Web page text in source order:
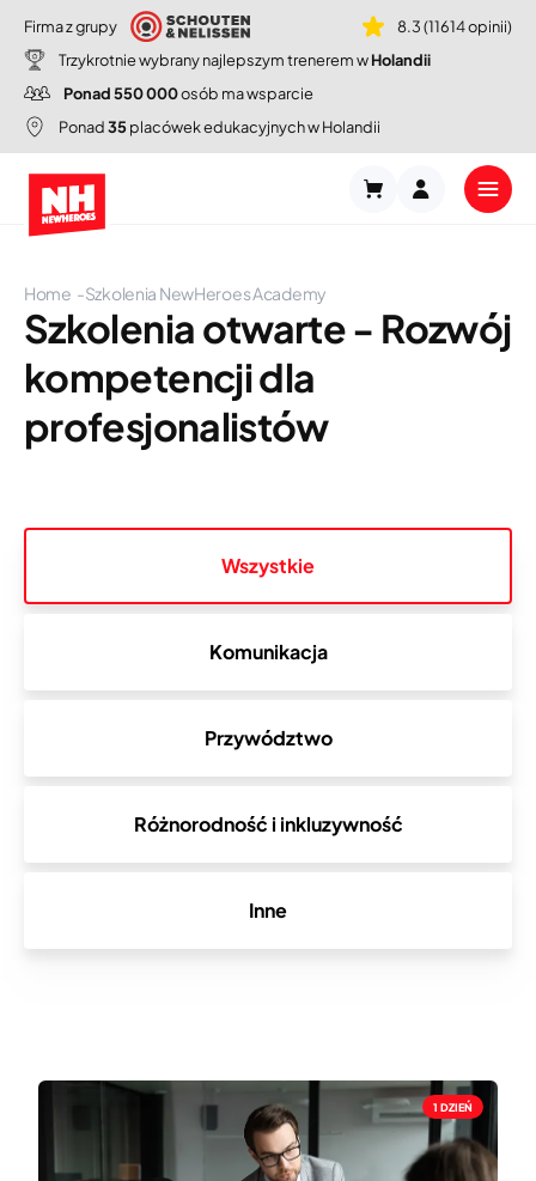
Firma z grupy
8.3 (11614 opinii)
Trzykrotnie wybrany najlepszym trenerem wHolandii
Ponad 550 000osób ma wsparcie
Ponad35placówek edukacyjnych w Holandii
Home Szkolenia NewHeroes Academy
Szkolenia otwarte - Rozwój
kompetencji dla
profesjonalistów
Wszystkie
Komunikacja
Przywództwo
Różnorodność i inkluzywność
Inne
1 DZIEŃ